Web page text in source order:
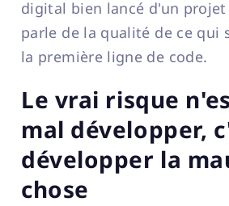
digital bien lancé d'un
parle de la qualité de ce qui
la première ligne de code.
Le vrai risque
mal développer,
développer la
chose